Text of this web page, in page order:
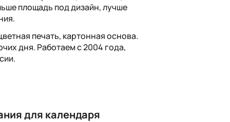
площадь под дизайн, лучше
печать, картонная основа.
дня. Работаем с 2004 года,
для календаря